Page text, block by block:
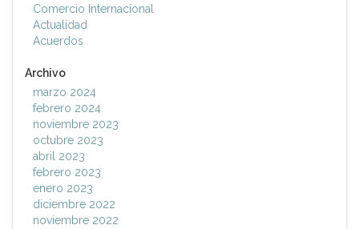
Comercio Internacional
Actualidad
Acuerdos
Archivo
marzo 2024
febrero 2024
noviembre 2023
octubre 2023
abril 2023
febrero 2023
enero 2023
diciembre 2022
noviembre 2022